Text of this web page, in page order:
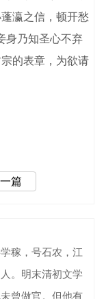
瀛之信，顿开愁
身乃知圣心不弃
的表章，为欲请
篇
稼，号石农，江
。明末清初文学
曾做官。但他有